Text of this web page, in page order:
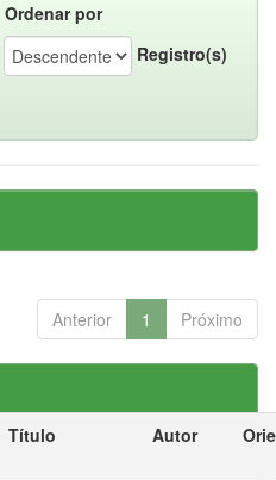
Ordenar por
Registro(s)
Anterior 1 Próximo
Título Autor